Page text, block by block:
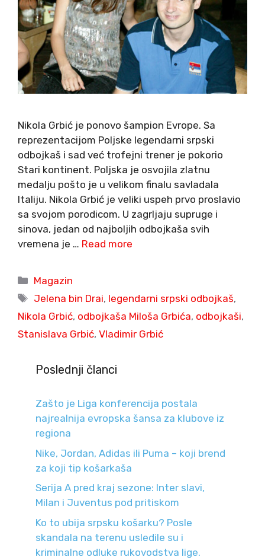
Nikola Grbić je ponovo šampion Evrope. Sa
reprezentacijom Poljske legendarni srpski
odbojkaš i sad već trofejni trener je pokorio
Stari kontinent. Poljska je osvojila zlatnu
medalju pošto je u velikom finalu savladala
Italiju. Nikola Grbić je veliki uspeh prvo proslavio
sa svojom porodicom. U zagrljaju supruge i
sinova, jedan od najboljih odbojkaša svih
vremena je … Read more
Categories
Magazin
Tags
Jelena bin Drai, legendarni srpski odbojkaš,
Nikola Grbić, odbojkaša Miloša Grbića, odbojkaši,
Stanislava Grbić, Vladimir Grbić
Poslednji članci
Zašto je Liga konferencija postala
najrealnija evropska šansa za klubove iz
regiona
Nike, Jordan, Adidas ili Puma – koji brend
za koji tip košarkaša
Serija A pred kraj sezone: Inter slavi,
Milan i Juventus pod pritiskom
Ko to ubija srpsku košarku? Posle
skandala na terenu usledile su i
kriminalne odluke rukovodstva lige.